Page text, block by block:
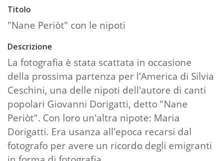
Titolo
"Nane Periòt" con le nipoti
Descrizione
La fotografia è stata scattata in occasione
della prossima partenza per l'America di Silvia
Ceschini, una delle nipoti dell'autore di canti
popolari Giovanni Dorigatti, detto "Nane
Periòt". Con loro un'altra nipote: Maria
Dorigatti. Era usanza all'epoca recarsi dal
fotografo per avere un ricordo degli emigranti